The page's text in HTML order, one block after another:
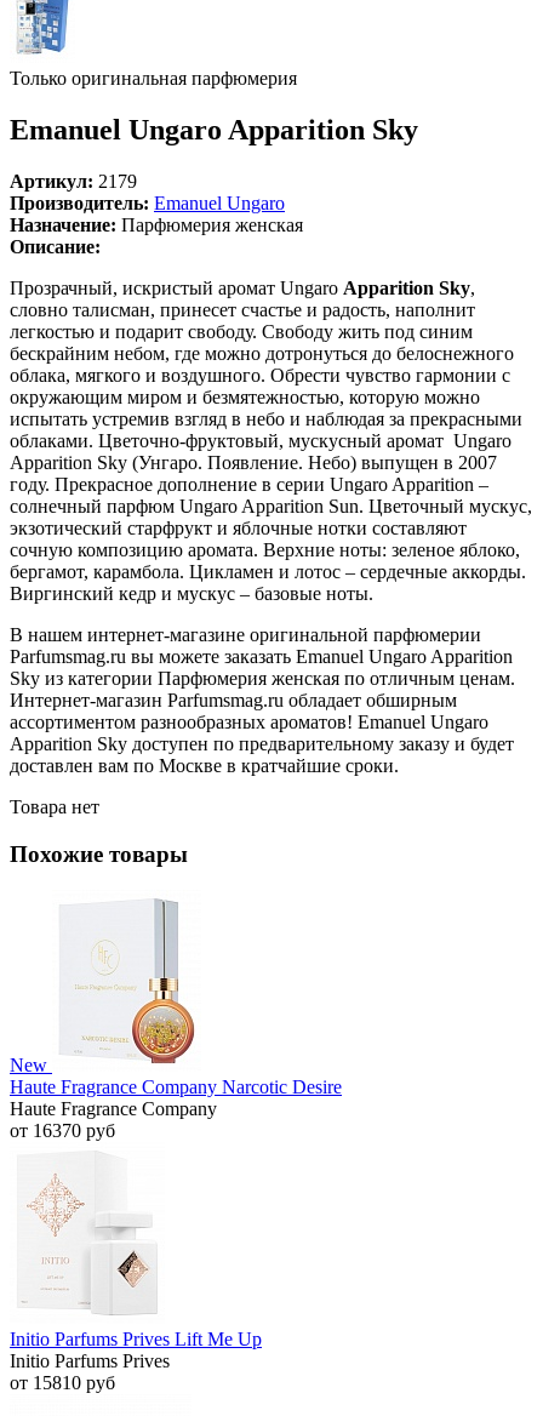
Только оригинальная парфюмерия
Emanuel Ungaro Apparition Sky
Артикул: 2179
Производитель: Emanuel Ungaro
Назначение: Парфюмерия женская
Описание:
Прозрачный, искристый аромат Ungaro Apparition Sky,
словно талисман, принесет счастье и радость, наполнит
легкостью и подарит свободу. Свободу жить под синим
бескрайним небом, где можно дотронуться до белоснежного
облака, мягкого и воздушного. Обрести чувство гармонии с
окружающим миром и безмятежностью, которую можно
испытать устремив взгляд в небо и наблюдая за прекрасными
облаками. Цветочно-фруктовый, мускусный аромат Ungaro
Apparition Sky (Унгаро. Появление. Небо) выпущен в 2007
году. Прекрасное дополнение в серии Ungaro Apparition –
солнечный парфюм Ungaro Apparition Sun. Цветочный мускус,
экзотический старфрукт и яблочные нотки составляют
сочную композицию аромата. Верхние ноты: зеленое яблоко,
бергамот, карамбола. Цикламен и лотос – сердечные аккорды.
Виргинский кедр и мускус – базовые ноты.
В нашем интернет-магазине оригинальной парфюмерии
Parfumsmag.ru вы можете заказать Emanuel Ungaro Apparition
Sky из категории Парфюмерия женская по отличным ценам.
Интернет-магазин Parfumsmag.ru обладает обширным
ассортиментом разнообразных ароматов! Emanuel Ungaro
Apparition Sky доступен по предварительному заказу и будет
доставлен вам по Москве в кратчайшие сроки.
Товара нет
Похожие товары
New
Haute Fragrance Company Narcotic Desire
Haute Fragrance Company
от 16370 руб
Initio Parfums Prives Lift Me Up
Initio Parfums Prives
от 15810 руб